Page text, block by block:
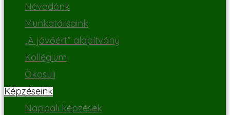
Névadónk
Munkatársaink
„A jövőért” alapítvány
Kollégium
Ökosuli
Képzéseink
Nappali képzések